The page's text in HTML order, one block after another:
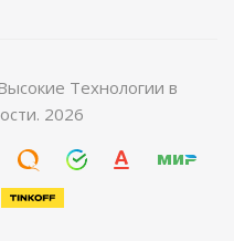
Технологии в
2026